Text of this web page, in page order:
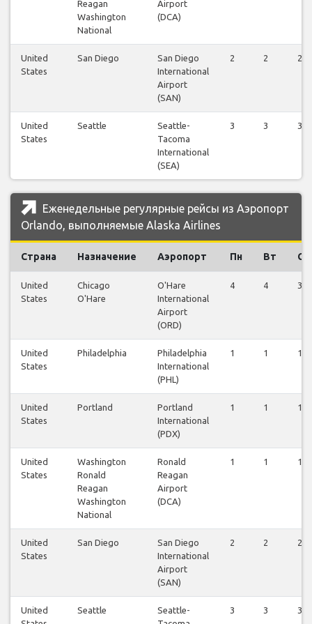
Reagan
Washington
National
Airport
(DCA)
United
States
San Diego
San Diego
International
Airport
(SAN)
2 2 2
United
States
Seattle
Seattle-
Tacoma
International
(SEA)
3 3 3
Еженедельные регулярные рейсы из Аэропорт
Orlando, выполняемые Alaska Airlines
Страна Назначение Аэропорт Пн Вт Ср
United
States
Chicago
O'Hare
O'Hare
International
Airport
(ORD)
4 4 3
United
States
Philadelphia
Philadelphia
International
(PHL)
1 1 1
United
States
Portland
Portland
International
(PDX)
1 1 1
United
States
Washington
Ronald
Reagan
Washington
National
Ronald
Reagan
Airport
(DCA)
1 1 1
United
States
San Diego
San Diego
International
Airport
(SAN)
2 2 2
United
Seattle
Seattle-
3 3 3